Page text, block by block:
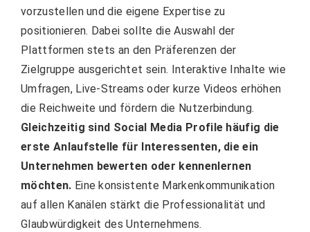
vorzustellen und die eigene Expertise zu
positionieren. Dabei sollte die Auswahl der
Plattformen stets an den Präferenzen der
Zielgruppe ausgerichtet sein. Interaktive Inhalte wie
Umfragen, Live-Streams oder kurze Videos erhöhen
die Reichweite und fördern die Nutzerbindung.
Gleichzeitig sind Social Media Profile häufig die
erste Anlaufstelle für Interessenten, die ein
Unternehmen bewerten oder kennenlernen
möchten. Eine konsistente Markenkommunikation
auf allen Kanälen stärkt die Professionalität und
Glaubwürdigkeit des Unternehmens.